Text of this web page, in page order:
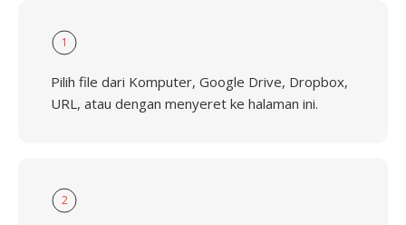
1
Pilih file dari Komputer, Google Drive, Dropbox,
URL, atau dengan menyeret ke halaman ini.
2